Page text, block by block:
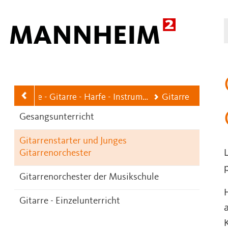
Blockflöte - Gitarre - Harfe - Instrumentenkarussell - Gesang Gitarre
Gesangsunterricht
Gitarrenstarter und Junges
Gitarrenorchester
Gitarrenorchester der Musikschule
Gitarre - Einzelunterricht